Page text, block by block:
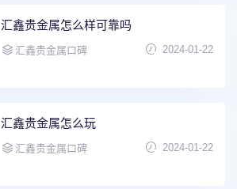
汇鑫贵金属怎么样可靠吗
汇鑫贵金属口碑 2024-01-22
汇鑫贵金属怎么玩
汇鑫贵金属口碑 2024-01-22